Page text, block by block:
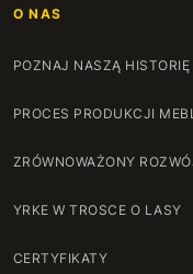
O NAS
POZNAJ NASZĄ HISTORIĘ
PROCES PRODUKCJI
ZRÓWNOWAŻONY
YRKE W TROSCE O LASY
CERTYFIKATY